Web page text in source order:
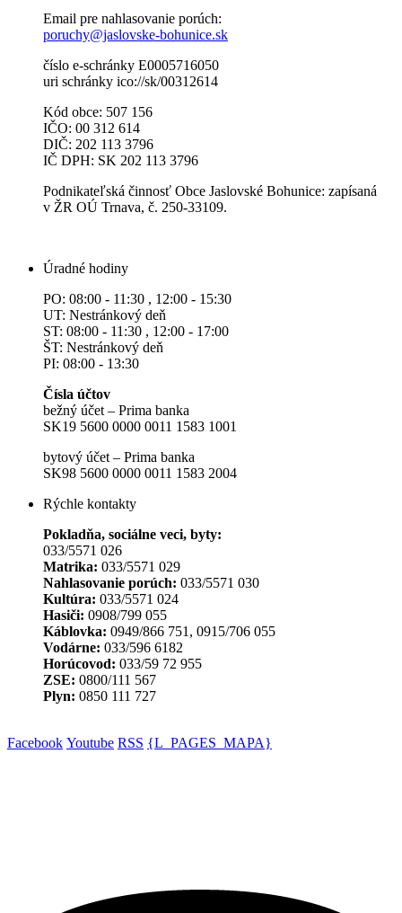
Email pre nahlasovanie porúch:
poruchy@jaslovske-bohunice.sk
číslo e-schránky E0005716050
uri schránky ico://sk/00312614
Kód obce: 507 156
IČO: 00 312 614
DIČ: 202 113 3796
IČ DPH: SK 202 113 3796
Podnikateľská činnosť Obce Jaslovské Bohunice: zapísaná
v ŽR OÚ Trnava, č. 250-33109.
Úradné hodiny
PO: 08:00 - 11:30 , 12:00 - 15:30
UT: Nestránkový deň
ST: 08:00 - 11:30 , 12:00 - 17:00
ŠT: Nestránkový deň
PI: 08:00 - 13:30
Čísla účtov
bežný účet – Prima banka
SK19 5600 0000 0011 1583 1001
bytový účet – Prima banka
SK98 5600 0000 0011 1583 2004
Rýchle kontakty
Pokladňa, sociálne veci, byty:
033/5571 026
Matrika: 033/5571 029
Nahlasovanie porúch: 033/5571 030
Kultúra: 033/5571 024
Hasiči: 0908/799 055
Káblovka: 0949/866 751, 0915/706 055
Vodárne: 033/596 6182
Horúcovod: 033/59 72 955
ZSE: 0800/111 567
Plyn: 0850 111 727
Facebook Youtube RSS {L_PAGES_MAPA}